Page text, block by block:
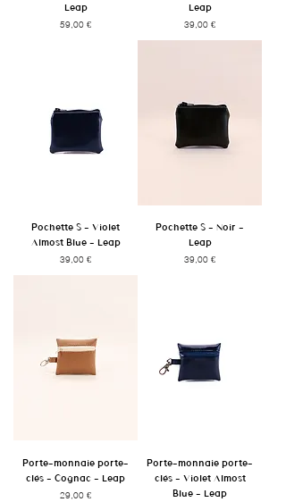
Leap
Prix
59,00 €
Leap
Prix
39,00 €
Pochette S - Violet
Almost Blue - Leap
Prix
39,00 €
Pochette S - Noir -
Leap
Prix
39,00 €
Porte-monnaie porte-
clés - Cognac - Leap
Prix
29,00 €
Porte-monnaie porte-
clés - Violet Almost
Blue - Leap